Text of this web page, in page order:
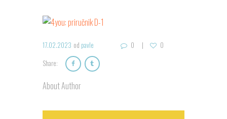
17.02.2023 od pavle 0
0
Share:
About Author